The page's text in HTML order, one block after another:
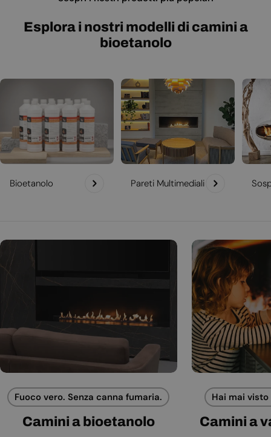
Esplora i nostri modelli di camini a
bioetanolo
Bioetanolo Pareti Multimediali
Fuoco vero. Senza canna fumaria.
Camini a bioetanolo
Hai mai
Camini a